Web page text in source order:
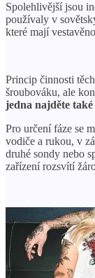
Spolehlivější jsou
používaly v
které mají
Princip činnosti
šroubováku, ale
jedna najděte
Pro určení fáze se
vodiče a rukou, v
druhé sondy nebo
zařízení rozsvítí